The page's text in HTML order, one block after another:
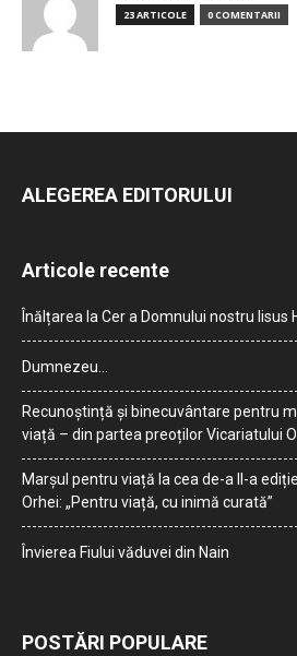
23 ARTICOLE 0 COMENTARII
ALEGEREA EDITORULUI
Articole recente
Înălțarea la Cer a Domnului nostru Iisus
Dumnezeu…
Recunoștință și binecuvântare pentru
viață – din partea preoților Vicariatului
Marșul pentru viață la cea de-a II-a
Orhei: „Pentru viață, cu inimă curată”
Învierea Fiului văduvei din Nain
POSTĂRI POPULARE